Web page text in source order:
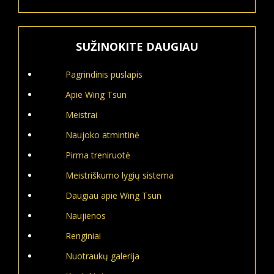
SUŽINOKITE DAUGIAU
Pagrindinis puslapis
Apie Wing Tsun
Meistrai
Naujoko atmintinė
Pirma treniruotė
Meistriškumo lygių sistema
Daugiau apie Wing Tsun
Naujienos
Renginiai
Nuotraukų galerija